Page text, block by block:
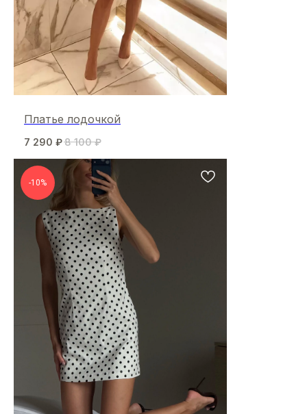
Платье лодочкой
7 290 ₽8 100 ₽
-10%